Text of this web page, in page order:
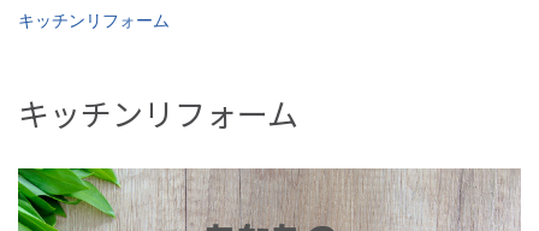
キッチンリフォーム
キッチンリフォーム